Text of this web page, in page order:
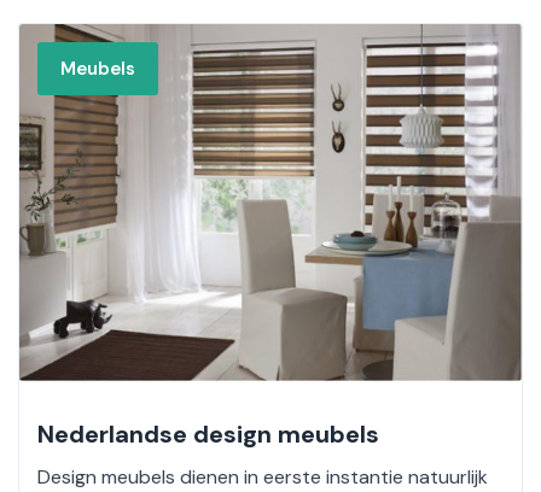
Meubels
Nederlandse design meubels
Design meubels dienen in eerste instantie natuurlijk